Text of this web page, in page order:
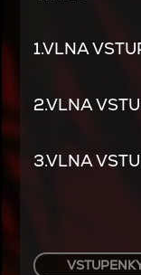
1.VLNA
2.VLNA
3.VLNA